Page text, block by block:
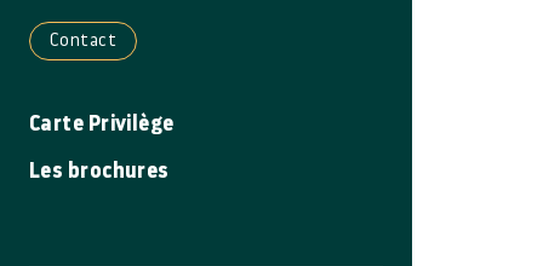
Contact
Carte Privilège
Les brochures